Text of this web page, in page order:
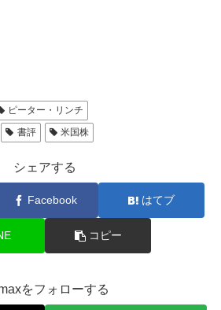
ピーター・リンチ
書評 米国株
シェアする
Facebook はてブ
コピー
をフォローする